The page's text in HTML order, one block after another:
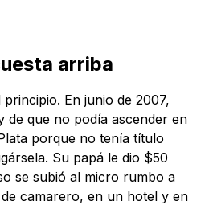
arriba
En junio de 2007,
de que no podía ascender en
porque no tenía título
Su papá le dio $50
se subió al micro rumbo a
camarero, en un hotel y en